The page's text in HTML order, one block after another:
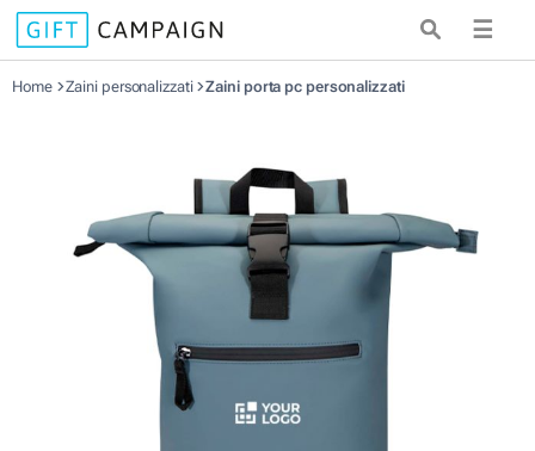
☰
Home Zaini personalizzati Zaini porta pc personalizzati